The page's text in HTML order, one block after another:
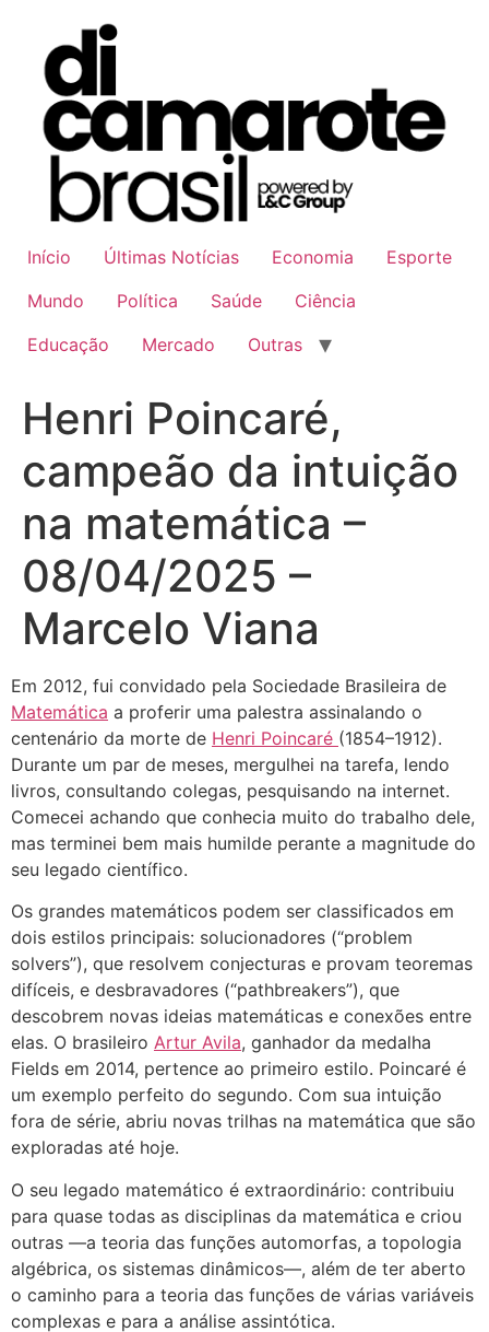
conteúdo
Início Últimas Notícias Economia
Esporte
Mundo
Política Saúde
Ciência
Educação
Mercado Outras
Henri Poincaré,
campeão da intuição
na matemática –
08/04/2025 –
Marcelo Viana
Em 2012, fui convidado pela Sociedade Brasileira de
Matemática a proferir uma palestra assinalando o
centenário da morte de Henri Poincaré (1854–1912).
Durante um par de meses, mergulhei na tarefa, lendo
livros, consultando colegas, pesquisando na internet.
Comecei achando que conhecia muito do trabalho dele,
mas terminei bem mais humilde perante a magnitude do
seu legado científico.
Os grandes matemáticos podem ser classificados em
dois estilos principais: solucionadores (“problem
solvers”), que resolvem conjecturas e provam teoremas
difíceis, e desbravadores (“pathbreakers”), que
descobrem novas ideias matemáticas e conexões entre
elas. O brasileiro Artur Avila, ganhador da medalha
Fields em 2014, pertence ao primeiro estilo. Poincaré é
um exemplo perfeito do segundo. Com sua intuição
fora de série, abriu novas trilhas na matemática que são
exploradas até hoje.
O seu legado matemático é extraordinário: contribuiu
para quase todas as disciplinas da matemática e criou
outras —a teoria das funções automorfas, a topologia
algébrica, os sistemas dinâmicos—, além de ter aberto
o caminho para a teoria das funções de várias variáveis
complexas e para a análise assintótica.